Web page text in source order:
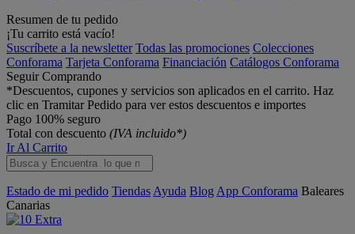
Resumen de tu pedido
¡Tu carrito está vacío!
Suscríbete a la newsletter Todas las promociones Colecciones
Conforama Tarjeta Conforama Financiación Catálogos Conforama
Seguir Comprando
*Descuentos, cupones y servicios son aplicados en el carrito. Haz
clic en Tramitar Pedido para ver estos descuentos e importes
Pago 100% seguro
Total con descuento (IVA incluido*)
Ir Al Carrito
Estado de mi pedido Tiendas Ayuda Blog App Conforama Baleares
Canarias